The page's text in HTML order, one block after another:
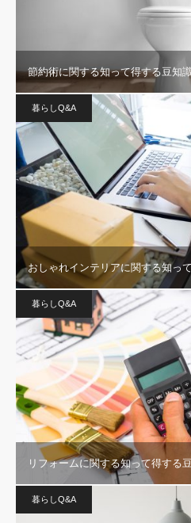
節約術に関する知って得する豆知
暮らしQ&A
おしゃれインテリアに関する知っ
暮らしQ&A
リフォームに関する知って得する
暮らしQ&A